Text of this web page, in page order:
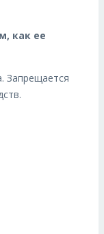
как ее
Запрещается